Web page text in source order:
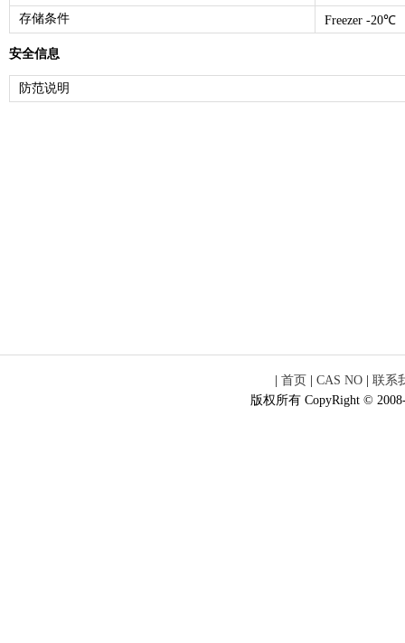
存储条件
Freezer -20℃
安全信息
防范说明
首页 CAS NO
联系
版权所有 CopyRight ©